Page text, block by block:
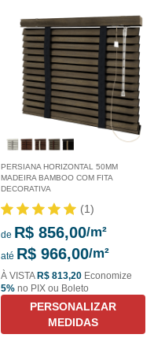
PERSIANA HORIZONTAL 50MM
MADEIRA BAMBOO COM FITA
DECORATIVA
(1)
de R$ 856,00
até R$ 966,00
À VISTAR$ 813,20 Economize
5% no PIX ou Boleto
PERSONALIZAR
MEDIDAS